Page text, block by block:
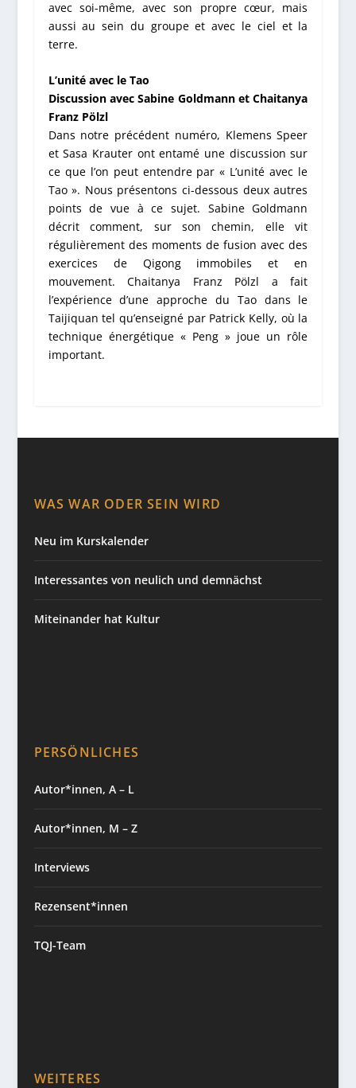
avec soi-même, avec son propre cœur, mais
aussi au sein du groupe et avec le ciel et la
terre.
L’unité avec le Tao
Discussion avec Sabine Goldmann et Chaitanya
Franz Pölzl
Dans notre précédent numéro, Klemens Speer
et Sasa Krauter ont entamé une discussion sur
ce que l’on peut entendre par « L’unité avec le
Tao ». Nous présentons ci-dessous deux autres
points de vue à ce sujet. Sabine Goldmann
décrit comment, sur son chemin, elle vit
régulièrement des moments de fusion avec des
exercices de Qigong immobiles et en
mouvement. Chaitanya Franz Pölzl a fait
l’expérience d’une approche du Tao dans le
Taijiquan tel qu’enseigné par Patrick Kelly, où la
technique énergétique « Peng » joue un rôle
important.
WAS WAR ODER SEIN WIRD
Neu im Kurskalender
Interessantes von neulich und demnächst
Miteinander hat Kultur
PERSÖNLICHES
Autor*innen, A – L
Autor*innen, M – Z
Interviews
Rezensent*innen
TQJ-Team
WEITERES